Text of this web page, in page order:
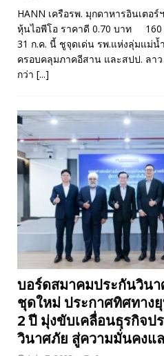
HANN เครือรพ. มุกดาหารอินเตอร์
หุ้นไอพีโอ ราคาดี 0.70 บาท 160
31 ก.ค. นี้ ชูจุดเด่น รพ.แห่งลุ่มแม่น้
ครอบคลุมภาคอีสาน และสปป. ลา
กว่า [...]
บอร์ดสมาคมประกันวิน
ชุดใหม่ ประกาศทิศทาง
2 ปี มุ่งขับเคลื่อนธุรกิจป
วินาศภัย สู่ความมั่นคงแ